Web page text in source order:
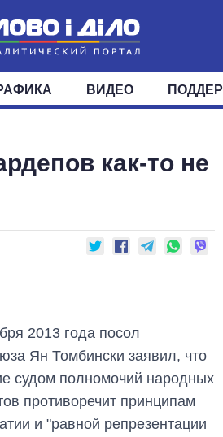
ЭКОНОМИКА ОБЩЕСТВО МИР
КОМИТЕТЫ ФРАКЦИИ ОКРУГА
ВИДЕО
как-то не
2013 года посол
Ян Томбински заявил, что
судом полномочий народных
противоречит принципам
и "равной репрезентации